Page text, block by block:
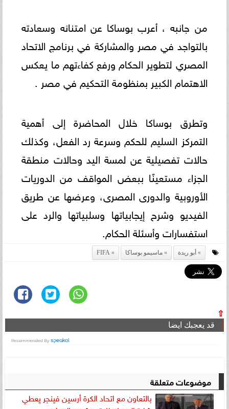
من جانبه ، أعرب بوساكا عن امتنانه وسعادته
بالتواجد في مصر والمشاركة في برنامج الاتحاد
المصري لتطوير الحكام ورفع كفاءتهم ما يعكس
الاهتمام الكبير بمنظومة التحكيم في مصر .
وتطرق بوساكا خلال المحاضرة إلى أهمية
التمركز السليم للحكم وسرعة رد الفعل، وكذلك
حالات تفصيلية عن لمسة اليد وحالات منطقة
الجزاء مستعينًا ببعض المواقف من الدوريات
الأوروبية والدورى المصرى، وعرضها عن طريق
الفيديو وشرح إيجابياتها وسلبياتها والرد على
استفسارات وأسئلة الحكام.
أبو ريدة ماسيمو بوساكا FIFA
⇧
قد يعجبك ايضا
موضوعات متعلقة
بالتعاون مع اتحاد الكرة أرسين فينجر يعطي